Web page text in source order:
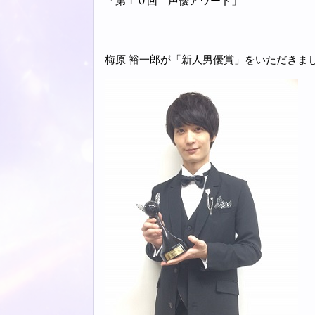
梅原 裕一郎が「新人男優賞」をいただきま